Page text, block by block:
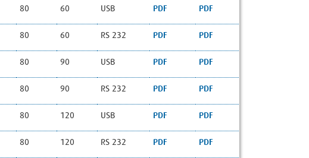
80 60 USB PDF PDF
80 60 RS 232 PDF PDF
80 90 USB PDF PDF
80 90 RS 232 PDF PDF
80 120 USB PDF PDF
80 120 RS 232 PDF PDF